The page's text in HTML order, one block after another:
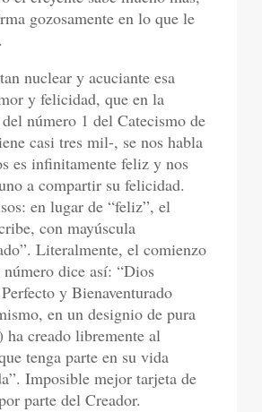
gozosamente en lo que le
nuclear y acuciante esa
y felicidad, que en la
número 1 del Catecismo de
casi tres mil-, se nos habla
es infinitamente feliz y nos
a compartir su felicidad.
en lugar de “feliz”, el
con mayúscula
Literalmente, el comienzo
dice así: “Dios
y Bienaventurado
en un designio de pura
ha creado libremente al
tenga parte en su vida
Imposible mejor tarjeta de
parte del Creador.